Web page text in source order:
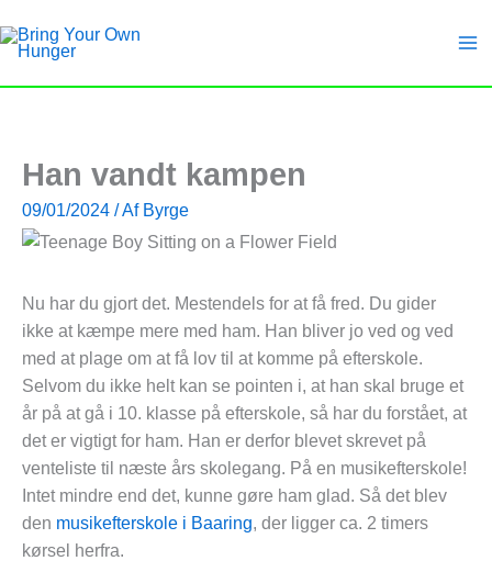
til
Han vandt kampen
09/01/2024 / Af Byrge
Nu har du gjort det. Mestendels for at få fred. Du gider
ikke at kæmpe mere med ham. Han bliver jo ved og ved
med at plage om at få lov til at komme på efterskole.
Selvom du ikke helt kan se pointen i, at han skal bruge et
år på at gå i 10. klasse på efterskole, så har du forstået, at
det er vigtigt for ham. Han er derfor blevet skrevet på
venteliste til næste års skolegang. På en musikefterskole!
Intet mindre end det, kunne gøre ham glad. Så det blev
den musikefterskole i Baaring, der ligger ca. 2 timers
kørsel herfra.